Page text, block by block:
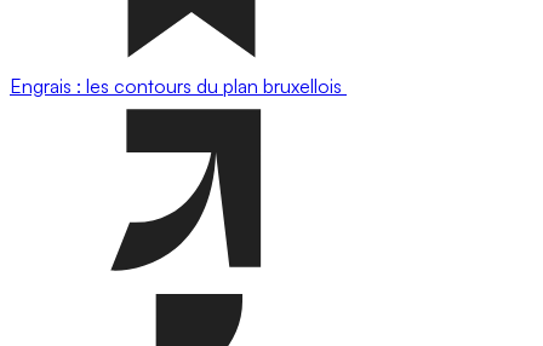
Engrais : les contours du plan bruxellois